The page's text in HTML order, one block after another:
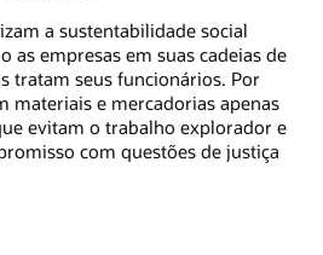
a sustentabilidade social
as empresas em suas cadeias de
tratam seus funcionários. Por
materiais e mercadorias apenas
evitam o trabalho explorador e
com questões de justiça